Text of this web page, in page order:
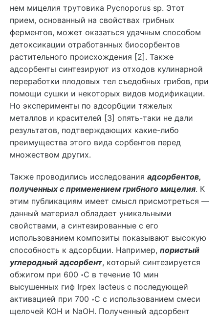
нем мицелия трутовика Pycnoporus sp. Этот
прием, основанный на свойствах грибных
ферментов, может оказаться удачным способом
детоксикации отработанных биосорбентов
растительного происхождения [2]. Также
адсорбенты синтезируют из отходов кулинарной
переработки плодовых тел съедобных грибов, при
помощи сушки и некоторых видов модификации.
Но эксперименты по адсорбции тяжелых
металлов и красителей [3] опять-таки не дали
результатов, подтверждающих какие-либо
преимущества этого вида сорбентов перед
множеством других.
Также проводились исследования адсорбентов,
полученных с применением грибного мицелия. К
этим публикациям имеет смысл присмотреться —
данный материал обладает уникальными
свойствами, а синтезированные с его
использованием композиты показывают высокую
способность к адсорбции. Например, пористый
углеродный адсорбент, который синтезируется
обжигом при 600 ॰С в течение 10 мин
высушенных гиф Irpex lacteus с последующей
активацией при 700 ॰С с использованием смеси
щелочей KOH и NaOH. Полученный адсорбент